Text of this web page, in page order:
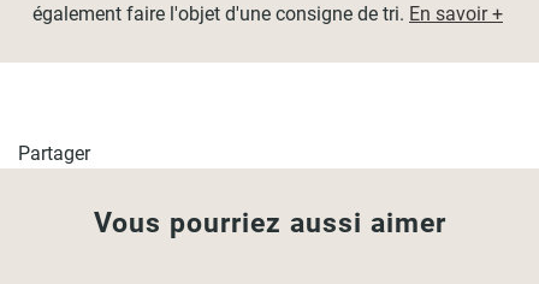
les types de stores sans coffre.
Les stores enrouleurs
également faire l'objet d'une consigne de tri. En savoir +
Partager
Vous pourriez aussi aimer